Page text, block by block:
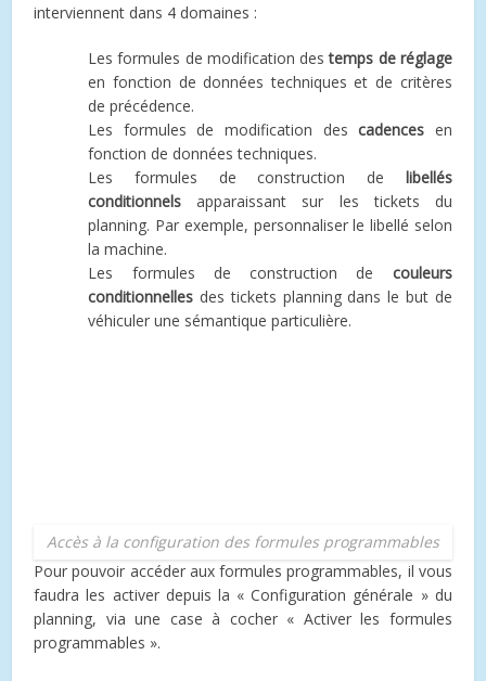
interviennent dans 4 domaines :
Les formules de modification destemps de réglage
en fonction de données techniques et de critères
de précédence.
Les formules de modification descadences en
fonction de données techniques.
Les formules de construction de libellés
conditionnels apparaissant sur les tickets du
planning. Par exemple, personnaliser le libellé selon
la machine.
Les formules de construction de couleurs
conditionnelles des tickets planning dans le but de
véhiculer une sémantique particulière.
Accès à la configuration des formules programmables
Pour pouvoir accéder aux formules programmables, il vous
faudra les activer depuis la « Configuration générale » du
planning, via une case à cocher « Activer les formules
programmables ».